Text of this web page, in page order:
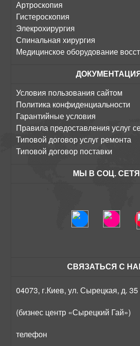
Артроскопия
Гистероскопия
Элекрохирургия
Спинальная хирургия
Медицинское оборудование
ДОКУМЕНТАЦИЯ
Условия пользования сайтом
Политика конфиденциальности
Гарантийные условия
Правила предоставления услуг
Типовой договор услуг ремонта
Типовой договор поставки
МЫ В СОЦ.
СВЯЗАТЬСЯ С
04073, г.Киев, ул. Сырецкая, д. 35
(бизнес центр «Сырецкий Гай»)
телефон